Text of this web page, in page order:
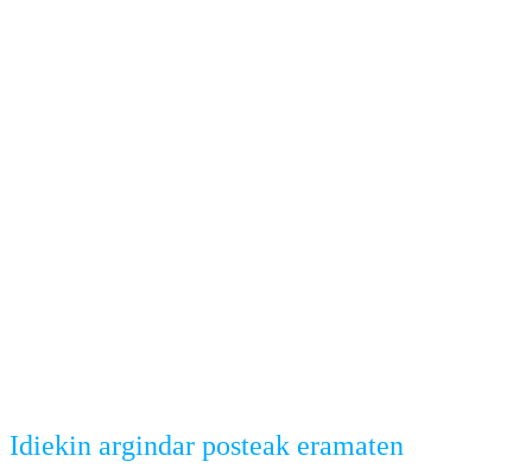
Idiekin argindar posteak eramaten